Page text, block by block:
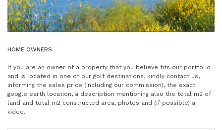
HOME OWNERS
If you are an owner of a property that you believe fits our portfolio
and is located in one of our golf destinations, kindly contact us,
informing the sales price (including our commission), the exact
google earth location, a description mentioning also the total m2 of
land and total m2 constructed area, photos and (if possible) a
video.